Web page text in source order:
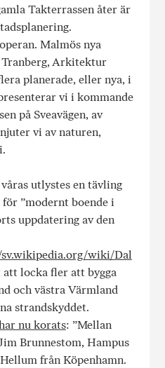
Takterrassen åter är
Malmös nya
Tranberg, Arkitektur
planerade, eller nya, i
vi i kommande
på Sveavägen, av
vi av naturen,
utlystes en tävling
”modernt boende i
uppdatering av den
wiki/Dal
att locka fler att bygga
och västra Värmland
strandskyddet.
nu korats: ”Mellan
Brunnestom, Hampus
från Köpenhamn.